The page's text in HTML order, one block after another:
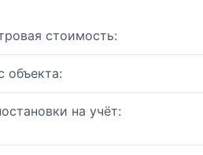
стоимость:
объекта:
на учёт: